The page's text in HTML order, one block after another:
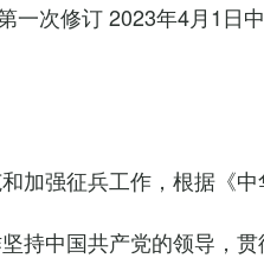
一次修订 2023年4月1日
加强征兵工作，根据《
持中国共产党的领导，